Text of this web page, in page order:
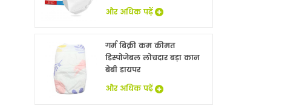
और अधिक पढ़ें
गर्म बिक्री कम कीमत
डिस्पोजेबल लोचदार बड़ा कान
बेबी डायपर
और अधिक पढ़ें